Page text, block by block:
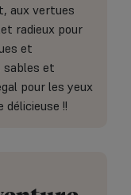
aux vertues
radieux pour
et
sables et
pour les yeux
!!